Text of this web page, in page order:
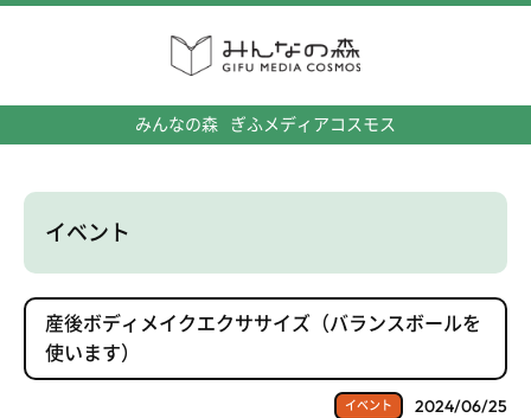
みんなの森 ぎふメディアコスモス
イベント
産後ボディメイクエクササイズ（バランスボールを
使います）
イベント 2024/06/25